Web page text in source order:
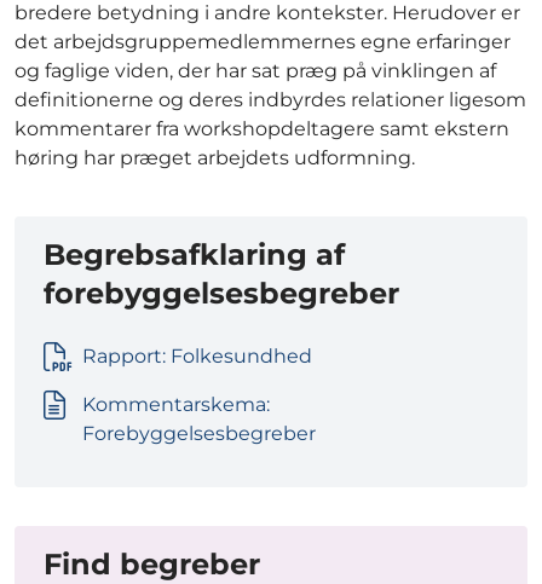
bredere betydning i andre kontekster. Herudover er
det arbejdsgruppemedlemmernes egne erfaringer
og faglige viden, der har sat præg på vinklingen af
definitionerne og deres indbyrdes relationer ligesom
kommentarer fra workshopdeltagere samt ekstern
høring har præget arbejdets udformning.
Begrebsafklaring af
forebyggelsesbegreber
Rapport: Folkesundhed
Kommentarskema:
Forebyggelsesbegreber
Find begreber